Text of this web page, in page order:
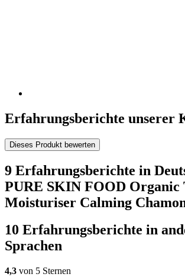
Erfahrungsberichte unserer
Dieses Produkt bewerten
9 Erfahrungsberichte in
PURE SKIN FOOD Organic
Moisturiser Calming
10 Erfahrungsberichte in
Sprachen
4,3 von 5 Sternen